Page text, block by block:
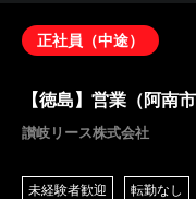
正社員（中途）
【徳島】営業（阿南市
讃岐リース株式会社
未経験者歓迎 転勤なし